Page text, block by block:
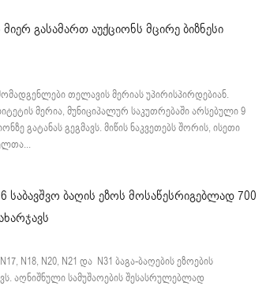
გასამართ აუქციონს მცირე ბიზნესი
თელავის მერიას უპირისპირდებიან.
მერია, მუნიციპალურ საკუთრებაში არსებული 9
გატანას გეგმავს. მიწის ნაკვეთებს შორის, ისეთი
საბავშვო ბაღის ეზოს მოსაწესრიგებლად 700
N18, N20, N21 და N31 ბაგა-ბაღების ეზოების
აღნიშნული სამუშაოების შესასრულებლად